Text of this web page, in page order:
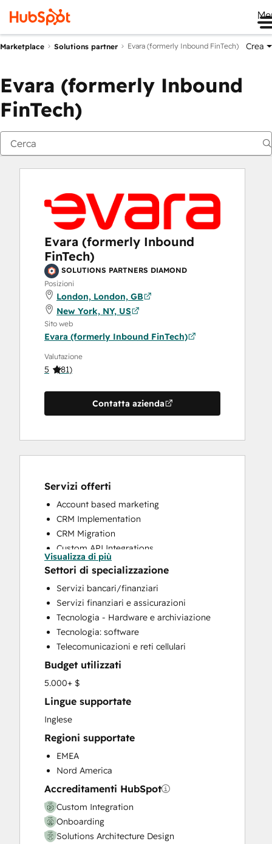
Marketplace Solutions partner Evara (formerly Inbound FinTech) Crea
Evara (formerly Inbound
FinTech)
Evara (formerly Inbound
FinTech)
SOLUTIONS PARTNERS DIAMOND
Posizioni
London, London, GB
New York, NY, US
Sito web
Evara (formerly Inbound FinTech)
Valutazione
5 (81)
Contatta azienda
Servizi offerti
Account based marketing
CRM Implementation
CRM Migration
Custom API Integrations
Customer Success Training
Customer Support Training
Customer Survey and Analysis
Email Marketing
Help Desk Implementation
HubSpot Onboarding
Knowledge Base Development
Programmable Automation
Sales and Marketing Alignment
Sales Enablement
Search Engine Optimization
Website Design
Website Development
Website Migration
Visualizza di più
Settori di specializzazione
Servizi bancari/finanziari
Servizi finanziari e assicurazioni
Tecnologia - Hardware e archiviazione
Tecnologia: software
Telecomunicazioni e reti cellulari
Budget utilizzati
5.000+ $
Lingue supportate
Inglese
Regioni supportate
EMEA
Nord America
Accreditamenti HubSpot
Custom Integration
Onboarding
Solutions Architecture Design